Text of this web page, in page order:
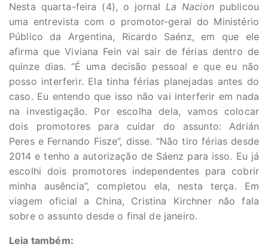
Nesta quarta-feira (4), o jornal La Nacionpublicou
uma entrevista com o promotor-geral do Ministério
Público da Argentina, Ricardo Saénz, em que ele
afirma que Viviana Fein vai sair de férias dentro de
quinze dias. “É uma decisão pessoal e que eu não
posso interferir. Ela tinha férias planejadas antes do
caso. Eu entendo que isso não vai interferir em nada
na investigação. Por escolha dela, vamos colocar
dois promotores para cuidar do assunto: Adrián
Peres e Fernando Fisze”, disse. “Não tiro férias desde
2014 e tenho a autorização de Sáenz para isso. Eu já
escolhi dois promotores independentes para cobrir
minha ausência”, completou ela, nesta terça. Em
viagem oficial a China, Cristina Kirchner não fala
sobre o assunto desde o final de janeiro.
Leia também: